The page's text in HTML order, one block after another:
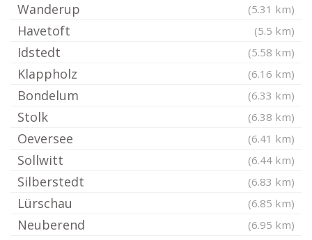
Wanderup (5.31 km)
Havetoft (5.5 km)
Idstedt (5.58 km)
Klappholz (6.16 km)
Bondelum (6.33 km)
Stolk (6.38 km)
Oeversee (6.41 km)
Sollwitt (6.44 km)
Silberstedt (6.83 km)
Lürschau (6.85 km)
Neuberend (6.95 km)